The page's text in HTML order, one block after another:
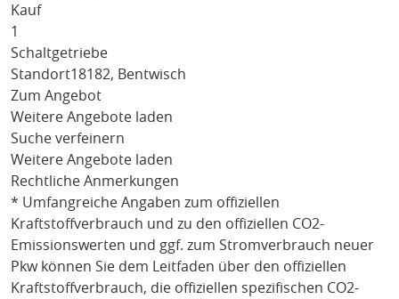
Kauf
1
Schaltgetriebe
Standort18182, Bentwisch
Zum Angebot
Weitere Angebote laden
Suche verfeinern
Weitere Angebote laden
Rechtliche Anmerkungen
* Umfangreiche Angaben zum offiziellen
Kraftstoffverbrauch und zu den offiziellen CO2-
Emissionswerten und ggf. zum Stromverbrauch neuer
Pkw können Sie dem Leitfaden über den offiziellen
Kraftstoffverbrauch, die offiziellen spezifischen CO2-